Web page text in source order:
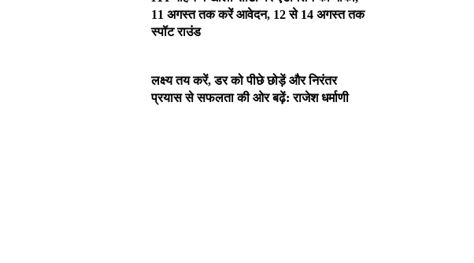
11 अगस्त तक करें आवेदन, 12 से 14 अगस्त तक
स्पॉट राउंड
लक्ष्य तय करें, डर को पीछे छोड़ें और निरंतर
प्रयास से सफलता की ओर बढ़ें: राजेश धर्माणी